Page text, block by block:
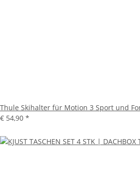
Thule Skihalter für Motion 3 Sport und
€ 54,90 *